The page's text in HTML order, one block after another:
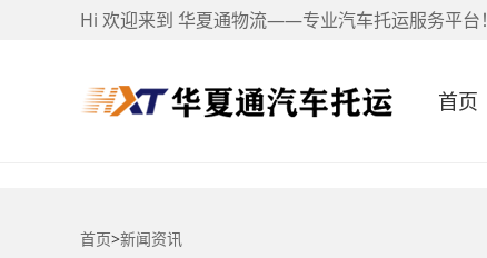
Hi 欢迎来到 华夏通物流——专业汽车托运服务平台！
首页
首页>新闻资讯